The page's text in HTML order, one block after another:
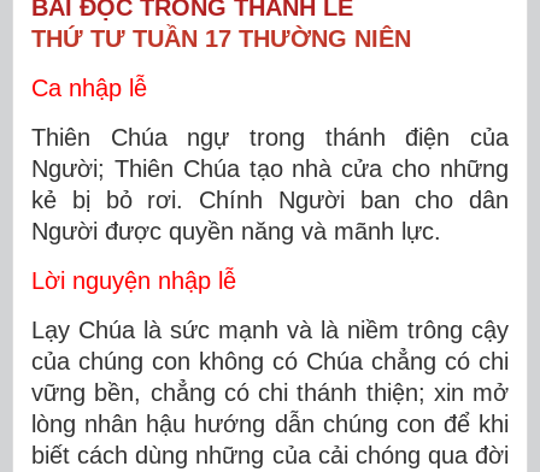
BÀI ĐỌC TRONG THÁNH LỄ
THỨ TƯ TUẦN 17 THƯỜNG NIÊN
Ca nhập lễ
Thiên Chúa ngự trong thánh điện của
Người; Thiên Chúa tạo nhà cửa cho những
kẻ bị bỏ rơi. Chính Người ban cho dân
Người được quyền năng và mãnh lực.
Lời nguyện nhập lễ
Lạy Chúa là sức mạnh và là niềm trông cậy
của chúng con không có Chúa chẳng có chi
vững bền, chẳng có chi thánh thiện; xin mở
lòng nhân hậu hướng dẫn chúng con để khi
biết cách dùng những của cải chóng qua đời